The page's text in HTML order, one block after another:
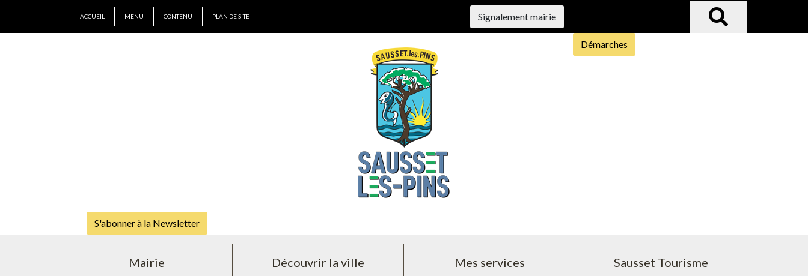
ACCUEIL MENU CONTENU PLAN DE SITE Signalement mairie
Démarches
S'abonner à la Newsletter
Mairie Découvrir la ville Mes services Sausset Tourisme